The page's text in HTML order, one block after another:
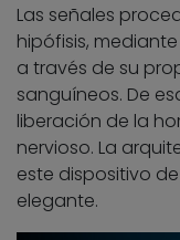
Las señales
hipófisis,
a través de su
sanguíneos. De
liberación de la
nervioso. La
este dispositivo
elegante.